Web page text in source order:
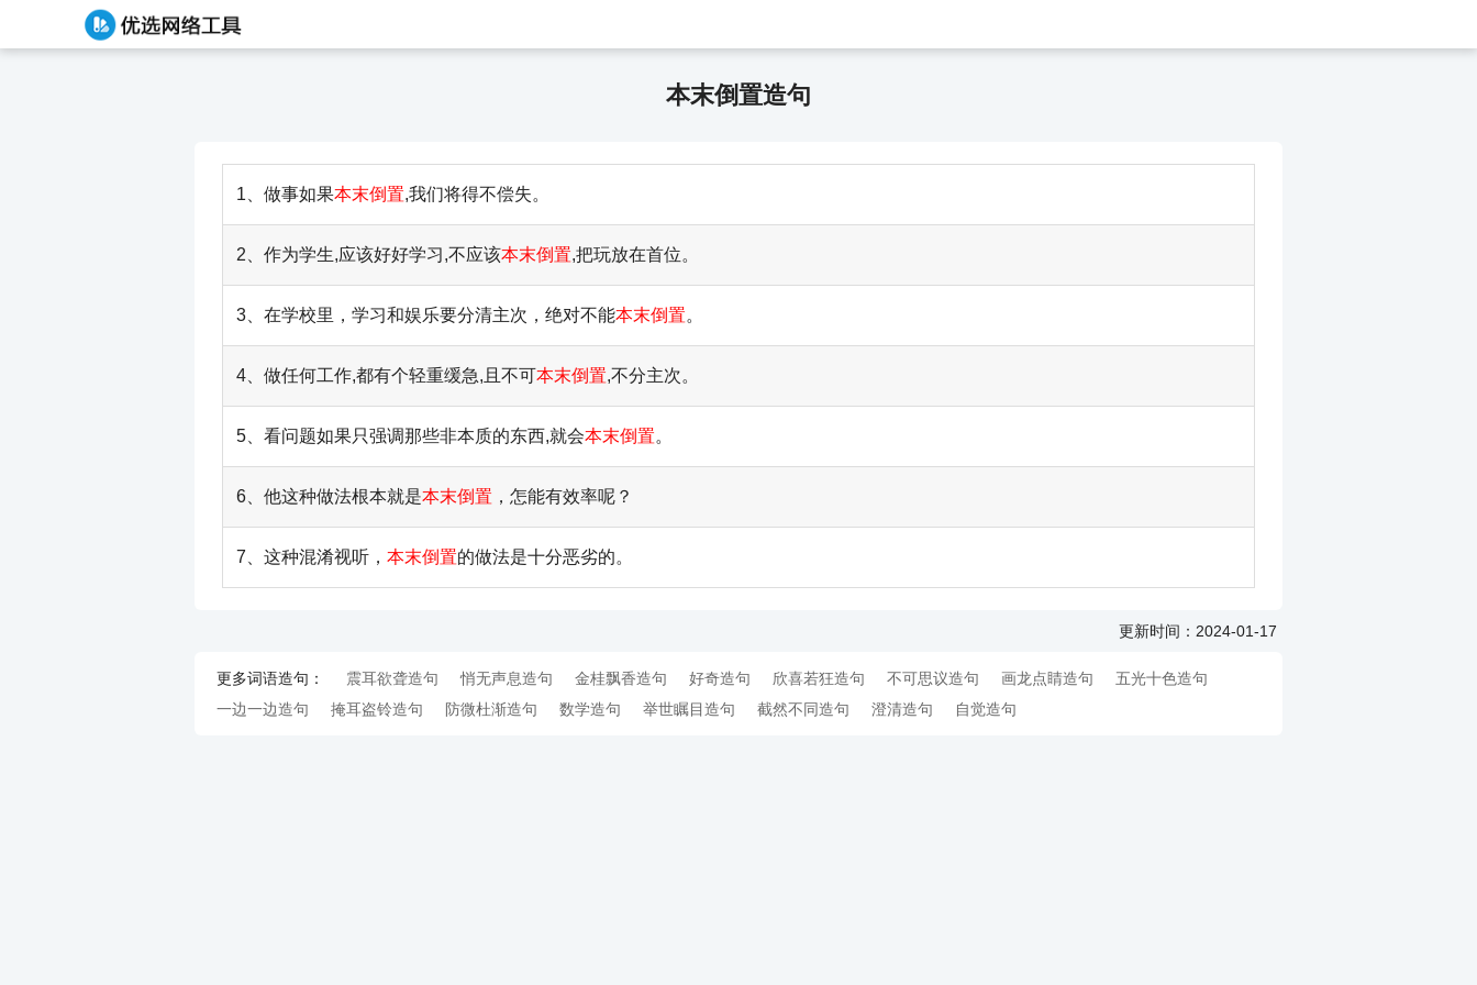
本末倒置造句
1、做事如果本末倒置,我们将得不偿失。
2、作为学生,应该好好学习,不应该本末倒置,把玩放在首位。
3、在学校里，学习和娱乐要分清主次，绝对不能本末倒置。
4、做任何工作,都有个轻重缓急,且不可本末倒置,不分主次。
5、看问题如果只强调那些非本质的东西,就会本末倒置。
6、他这种做法根本就是本末倒置 ，怎能有效率呢？
7、这种混淆视听， 本末倒置的做法是十分恶劣的。
更新时间：2024-01-17
更多词语造句： 震耳欲聋造句 悄无声息造句 金桂飘香造句 好奇造句 欣喜若狂造句 不可思议造句 画龙点睛造句
五光十色造句
一边一边造句
掩耳盗铃造句 防微杜渐造句 数学造句 举世瞩目造句 截然不同造句 澄清造句 自觉造句